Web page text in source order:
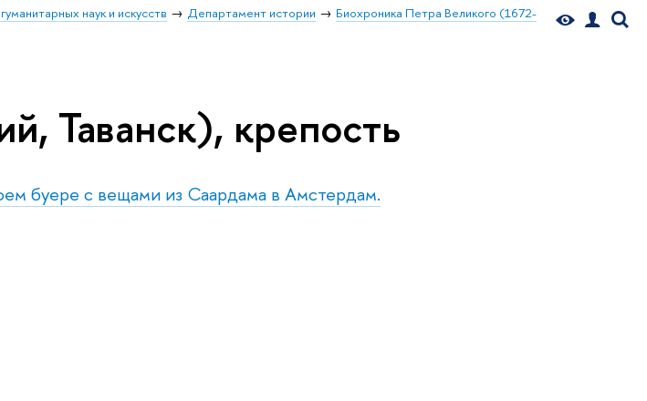
наук и искусств Департамент истории
Биохроника Петра Великого (1672-
Таванск), крепость
буере с вещами из Саардама в Амстердам.